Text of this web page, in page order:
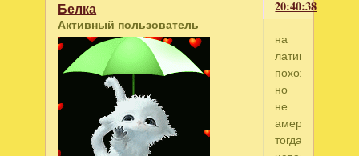
20:40:38
Белка
Активный пользователь
на
латиноса
похож...
но
не
американец,
тогда